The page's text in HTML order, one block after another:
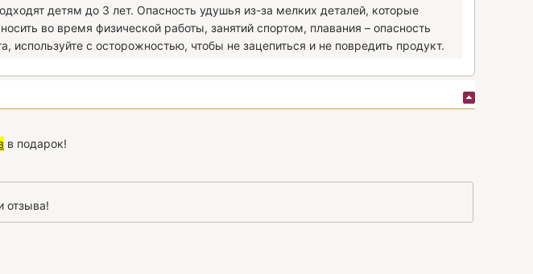
детям до 3 лет. Опасность удушья из-за мелких деталей, которые
во время физической работы, занятий спортом, плавания – опасность
используйте с осторожностью, чтобы не зацепиться и не повредить продукт.
в подарок!
отзыва!